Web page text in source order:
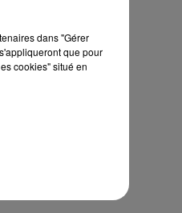
dans "Gérer
que pour
cookies" situé en